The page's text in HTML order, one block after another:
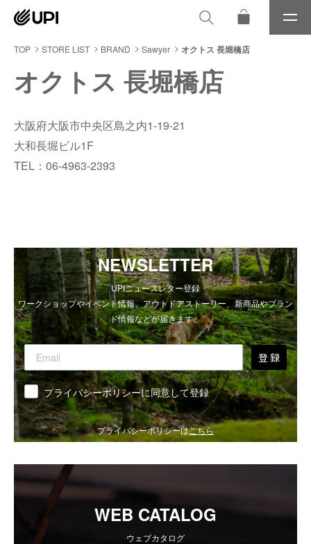
メ
ニ
TOP STORE LIST BRAND Sawyer オクトス 長堀橋店
オクトス 長堀橋店
大阪府大阪市中央区島之内1-19-21
大和長堀ビル1F
TEL：06-4963-2393
NEWSLETTER
UPIニュースレター登録
ワークショップやイベント情報、アウトドアストーリー、新商品やブラン
ド情報などが届きます。
登 録
同意 プライバシーポリシーに同意して登録
プライバシーポリシーはこちら
WEB CATALOG
ウェブカタログ